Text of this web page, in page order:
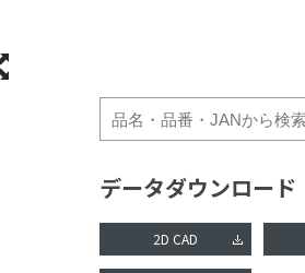
データダウンロード
2D CAD